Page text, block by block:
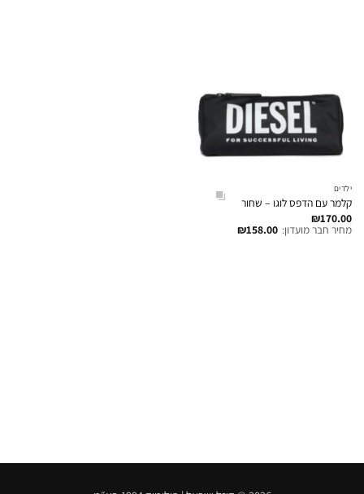
ילדים
קלמר עם הדפס לוגו – שחור
₪170.00
מחיר חבר מועדון: ₪158.00